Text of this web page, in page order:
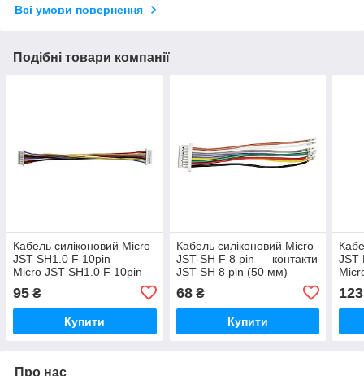
Всі умови повернення
Подібні товари компанії
Кабель силіконовий Micro
JST SH1.0 F 10pin —
Micro JST SH1.0 F 10pin
32AWG розгорнутий (100
мм)
95 ₴
Купити
Кабель силіконовий Micro
JST-SH F 8 pin — контакти
JST-SH 8 pin (50 мм)
68₴
Купити
JST
мм)
123
Про нас